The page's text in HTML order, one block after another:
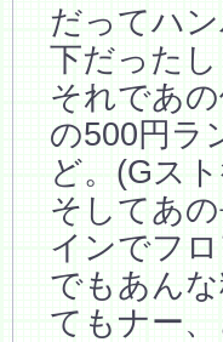
だってハ
下だったし
それであ
の500円ラ
ど。(Gス
そしてあ
インでフ
でもあん
てもナー、